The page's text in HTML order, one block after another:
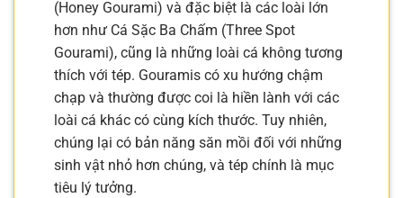
(Honey Gourami) và đặc biệt là các loài lớn
hơn như Cá Sặc Ba Chấm (Three Spot
Gourami), cũng là những loài cá không tương
thích với tép. Gouramis có xu hướng chậm
chạp và thường được coi là hiền lành với các
loài cá khác có cùng kích thước. Tuy nhiên,
chúng lại có bản năng săn mồi đối với những
sinh vật nhỏ hơn chúng, và tép chính là mục
tiêu lý tưởng.